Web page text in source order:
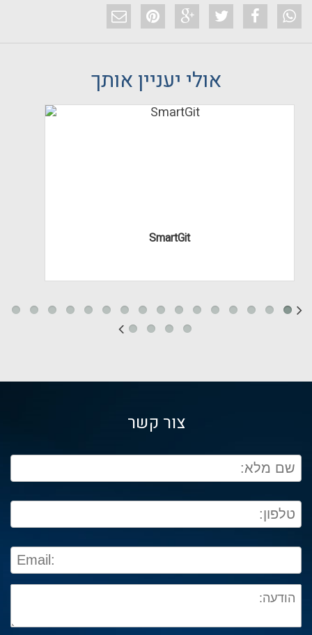
אולי יעניין אותך
SmartGit
צור קשר